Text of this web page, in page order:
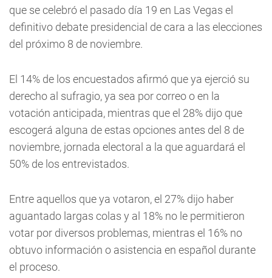
que se celebró el pasado día 19 en Las Vegas el
definitivo debate presidencial de cara a las elecciones
del próximo 8 de noviembre.
El 14% de los encuestados afirmó que ya ejerció su
derecho al sufragio, ya sea por correo o en la
votación anticipada, mientras que el 28% dijo que
escogerá alguna de estas opciones antes del 8 de
noviembre, jornada electoral a la que aguardará el
50% de los entrevistados.
Entre aquellos que ya votaron, el 27% dijo haber
aguantado largas colas y al 18% no le permitieron
votar por diversos problemas, mientras el 16% no
obtuvo información o asistencia en español durante
el proceso.